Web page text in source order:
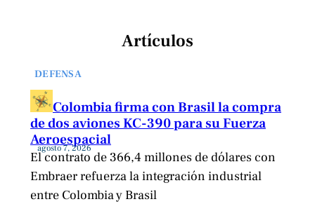
Artículos
DEFENSA
Colombia firma con Brasil la compra
de dos aviones KC-390 para su Fuerza
Aeroespacial
agosto 7, 2026
El contrato de 366,4 millones de dólares con
Embraer refuerza la integración industrial
entre Colombia y Brasil